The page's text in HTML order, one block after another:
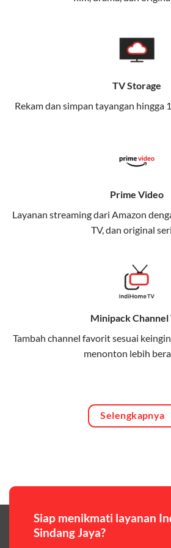
memungkinkan Anda menikmati
Dengan Telkomsel One, Anda
teknologi jaringan tertentu,
fleksibilitas dan kenyamanan
Keunggulan Telkomsel One
streaming, gaming, dan bekerja dari
Memudahkan Anda dalam
meningkatkan keamanan.
Bagikan kuota internet hingga 30
keluarga atau teman secara praktis.
One Bill System
Tagihan internet rumah dan kuota
dalam satu pembayaran.
Hemat biaya dengan paket
premium,berikut ulasan
Paket Easy
TV Storage
Rekam dan simpan tayangan hingga
Prime Video
Layanan streaming dari Amazon
TV, dan original
Minipack Channel
Tambah channel favorit sesuai
menonton lebih
Selengkapnya
Siap menikmati layanan
Sindang Jaya?